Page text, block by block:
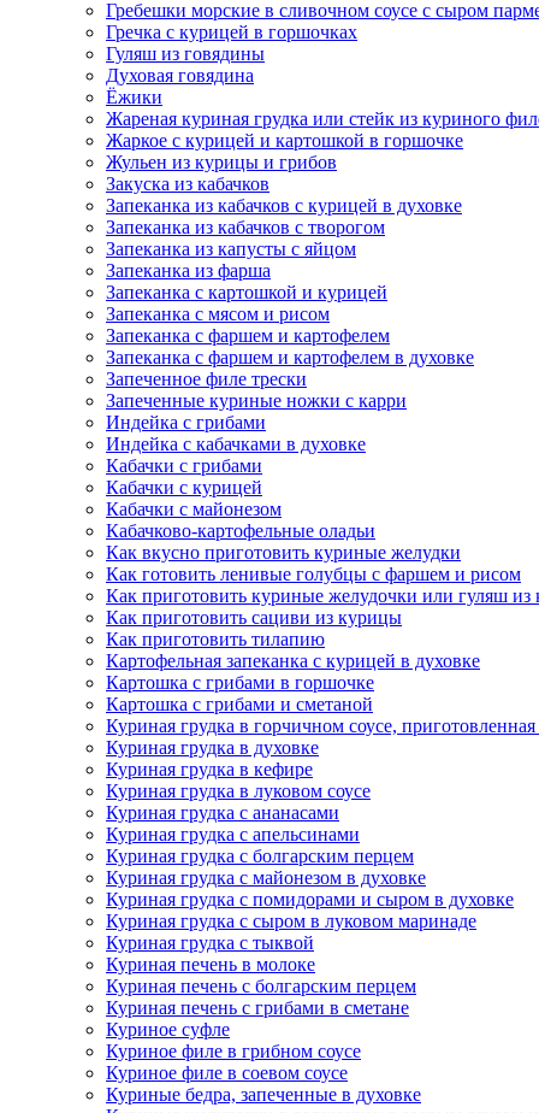
Гребешки морские в сливочном соусе с сыром
Гречка с курицей в горшочках
Гуляш из говядины
Духовая говядина
Ёжики
Жареная куриная грудка или стейк из куриного
Жаркое с курицей и картошкой в горшочке
Жульен из курицы и грибов
Закуска из кабачков
Запеканка из кабачков с курицей в духовке
Запеканка из кабачков с творогом
Запеканка из капусты с яйцом
Запеканка из фарша
Запеканка с картошкой и курицей
Запеканка с мясом и рисом
Запеканка с фаршем и картофелем
Запеканка с фаршем и картофелем в духовке
Запеченное филе трески
Запеченные куриные ножки с карри
Индейка с грибами
Индейка с кабачками в духовке
Кабачки с грибами
Кабачки с курицей
Кабачки с майонезом
Кабачково-картофельные оладьи
Как вкусно приготовить куриные желудки
Как готовить ленивые голубцы с фаршем и рисом
Как приготовить куриные желудочки или гуляш из
Как приготовить сациви из курицы
Как приготовить тилапию
Картофельная запеканка с курицей в духовке
Картошка с грибами в горшочке
Картошка с грибами и сметаной
Куриная грудка в горчичном соусе,
Куриная грудка в духовке
Куриная грудка в кефире
Куриная грудка в луковом соусе
Куриная грудка с ананасами
Куриная грудка с апельсинами
Куриная грудка с болгарским перцем
Куриная грудка с майонезом в духовке
Куриная грудка с помидорами и сыром в духовке
Куриная грудка с сыром в луковом маринаде
Куриная грудка с тыквой
Куриная печень в молоке
Куриная печень с болгарским перцем
Куриная печень с грибами в сметане
Куриное суфле
Куриное филе в грибном соусе
Куриное филе в соевом соусе
Куриные бедра, запеченные в духовке